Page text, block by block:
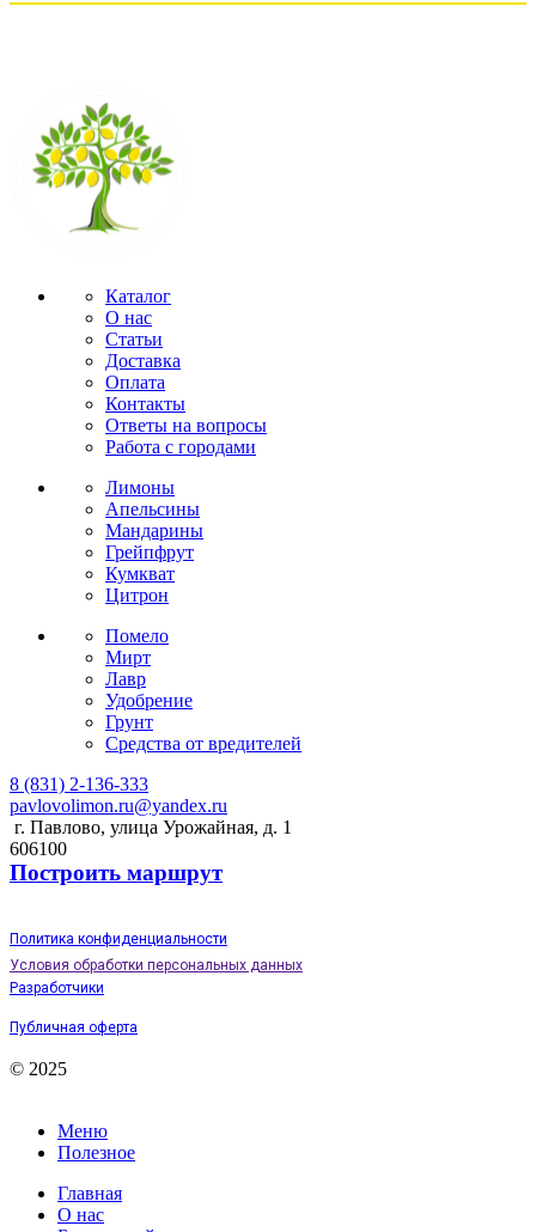
Каталог
О нас
Статьи
Доставка
Оплата
Контакты
Ответы на вопросы
Работа с городами
Лимоны
Апельсины
Мандарины
Грейпфрут
Кумкват
Цитрон
Помело
Мирт
Лавр
Удобрение
Грунт
Средства от вредителей
8 (831) 2-136-333
pavlovolimon.ru@yandex.ru
г. Павлово, улица Урожайная, д. 1
606100
Построить маршрут
Политика конфиденциальности
Условия обработки персональных данных
Разработчики
Публичная оферта
© 2025
Меню
Полезное
Главная
О нас